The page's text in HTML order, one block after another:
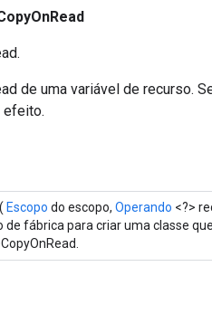
de uma variável de recurso.
efeito.
( Escopo do escopo, Operando <?>
de fábrica para criar uma classe